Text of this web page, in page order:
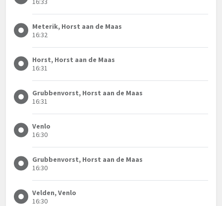
Meterik, Horst aan de Maas
16:32
Horst, Horst aan de Maas
16:31
Grubbenvorst, Horst aan de Maas
16:31
Venlo
16:30
Grubbenvorst, Horst aan de Maas
16:30
Velden, Venlo
16:30